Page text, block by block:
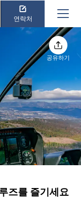
연락처
공유하기
즈를 즐기세요